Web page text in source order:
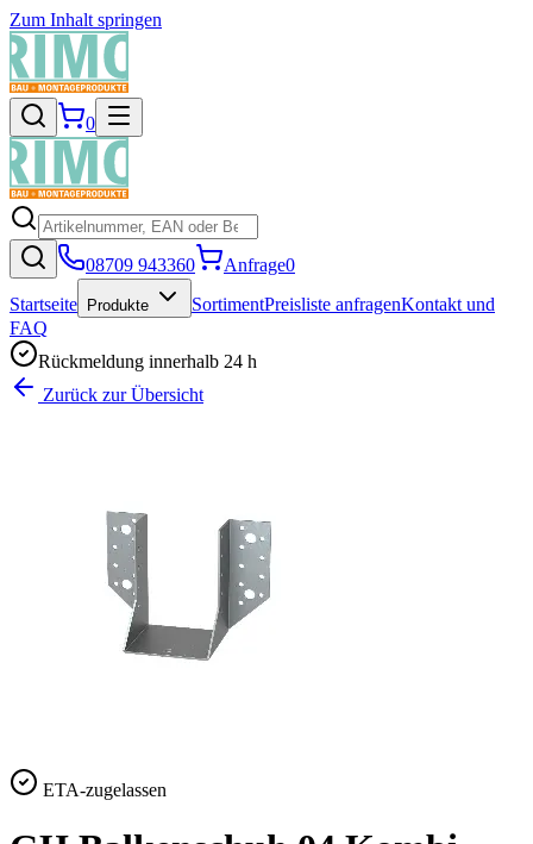
Zum Inhalt springen
0
08709 943360 Anfrage0
Startseite
Produkte SortimentPreisliste anfragenKontakt und
FAQ
Rückmeldung innerhalb 24 h
Zurück zur Übersicht
ETA-zugelassen